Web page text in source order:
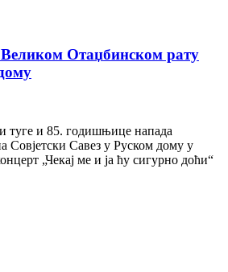
Отаџбинском рату
туге и 85. годишњице напада
Совјетски Савез у Руском дому у
„Чекај ме и ја ћу сигурно доћи“